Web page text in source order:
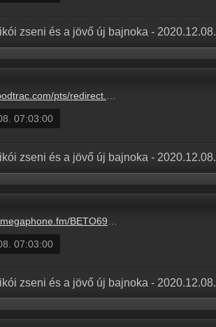
zseni és a jövő új bajnoka - 2020.12.08.
track/B69D94/traffic.megaphone.fm/BETO6946225966.mp3?updated=1700233609
07:03:00
zseni és a jövő új bajnoka - 2020.12.08.
BETO6946225966.mp3?updated=1700233609
07:03:00
zseni és a jövő új bajnoka - 2020.12.08.